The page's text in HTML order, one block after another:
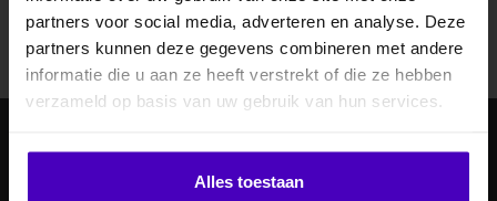
partners voor social media, adverteren en analyse. Deze
partners kunnen deze gegevens combineren met andere
informatie die u aan ze heeft verstrekt of die ze hebben
verzameld op basis van uw gebruik van hun services.
Alles toestaan
Abonneer
Ingrid van Berlo
.